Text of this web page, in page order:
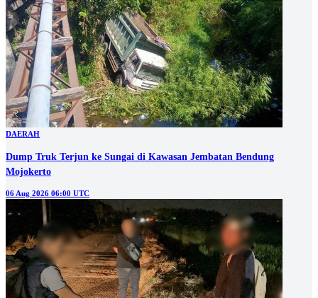
DAERAH
Dump Truk Terjun ke Sungai di Kawasan Jembatan Bendung
Mojokerto
06 Aug 2026 06:00 UTC